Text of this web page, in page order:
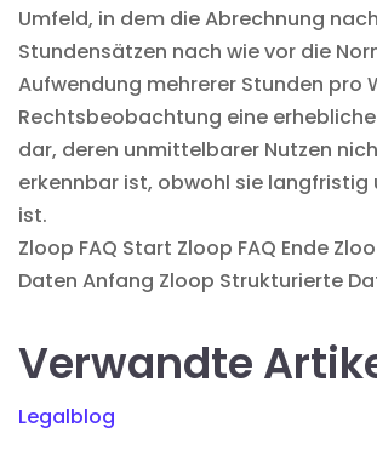
Umfeld, in dem die Abrechnung nach
Stundensätzen nach wie vor die
Aufwendung mehrerer Stunden pro
Rechtsbeobachtung eine
dar, deren unmittelbarer Nutzen
erkennbar ist, obwohl sie langfristig
ist.
Zloop FAQ Start Zloop FAQ Ende
Daten Anfang Zloop Strukturierte
Verwandte
Legalblog